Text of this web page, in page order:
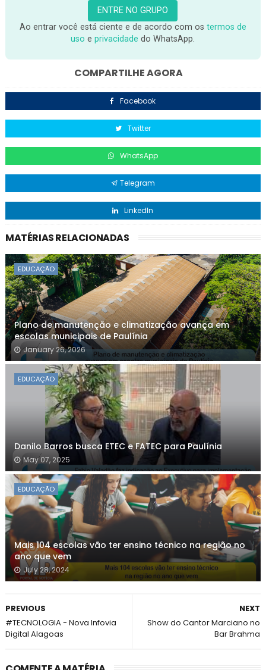
ENTRE NO GRUPO
Ao entrar você está ciente e de acordo com os termos de
uso eprivacidade do WhatsApp.
COMPARTILHE AGORA
Facebook
Twitter
WhatsApp
Telegram
LinkedIn
MATÉRIAS RELACIONADAS
EDUCAÇÃO
Plano de manutenção e climatização avança em
escolas municipais de Paulínia
January 26, 2026
EDUCAÇÃO
Danilo Barros busca ETEC e FATEC para Paulínia
May 07, 2025
EDUCAÇÃO
Mais 104 escolas vão ter ensino técnico na região no
ano que vem
July 28, 2024
NEXT
Show do Cantor Marciano no
Bar Brahma
PREVIOUS
#TECNOLOGIA - Nova Infovia
Digital Alagoas